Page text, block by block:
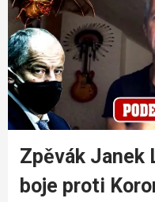
Zpěvák Janek
boje proti